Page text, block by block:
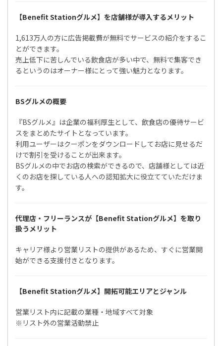
【Benefit Stationグルメ】を店舗様が導入するメリット
1,613万人の方に広告掲載費が無料でサービスの紹介をするこ
とができます。
売上低下に苦しんでいる飲食店が多い中で、無料で集客でき
るというのはオーナー様にとって強い魅力となります。
BSグルメの概要
『BSグルメ』は企業の福利厚生として、飲食店の優待サービ
スをまとめたサイトとなっています。
利用ユーザーはクーポンをダウンロードしてお店に見せるだ
けで割引を受けることが出来ます。
BSグルメの中でお店の検索ができるので、店舗様としては近
くのお店を探している人への認知拡大に役立てていただけま
す。
代理店・フリーランスが【Benefit Stationグルメ】を取り
扱うメリット
キャリア様より営業リストの提供があるため、すぐに営業開
始ができる支援付きとなります。
【Benefit Stationグルメ】開拓可能エリアとジャンル
営業リスト内に記載の業種・地域すべて対象
※リスト外の営業活動禁止